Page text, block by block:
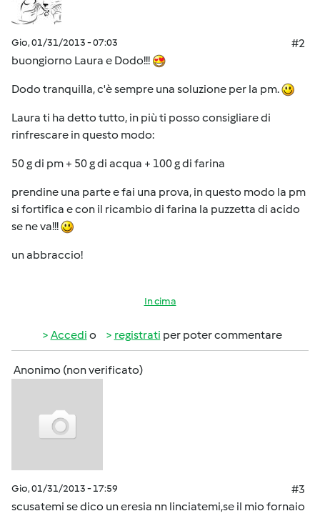
Gio, 01/31/2013 - 07:03
#2
buongiorno Laura e Dodo!!!
Dodo tranquilla, c'è sempre una soluzione per la pm.
Laura ti ha detto tutto, in più ti posso consigliare di
rinfrescare in questo modo:
50 g di pm + 50 g di acqua + 100 g di farina
prendine una parte e fai una prova, in questo modo la pm
si fortifica e con il ricambio di farina la puzzetta di acido
se ne va!!!
un abbraccio!
In cima
Accedi o registrati per poter commentare
Anonimo (non verificato)
Gio, 01/31/2013 - 17:59
#3
scusatemi se dico un eresia nn linciatemi,se il mio fornaio